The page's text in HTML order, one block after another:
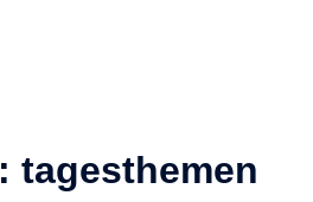
tagesthemen